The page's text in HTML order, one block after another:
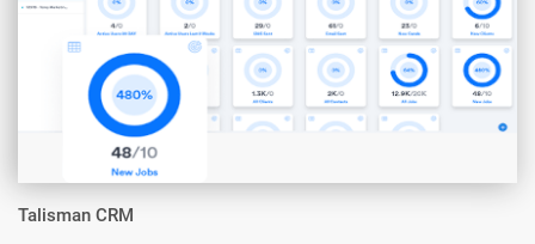
Talisman CRM